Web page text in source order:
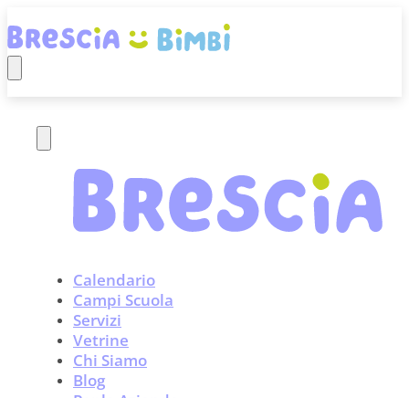
Calendario
Campi Scuola
Servizi
Vetrine
Chi Siamo
Blog